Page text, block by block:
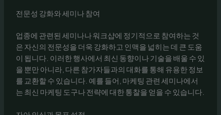
전문성 강화와 세미나 참여
업종에 관련된 세미나나 워크샵에 정기적으로 참여하는 것
은 자신의 전문성을 더욱 강화하고 인맥을 넓히는 데 큰 도움
이 됩니다. 이러한 행사에서 최신 동향이나 기술을 배울 수 있
을 뿐만 아니라, 다른 참가자들과의 대화를 통해 유용한 정보
를 교환할 수 있습니다. 예를 들어, 마케팅 관련 세미나에서
는 최신 마케팅 도구나 전략에 대한 통찰을 얻을 수 있습니다.